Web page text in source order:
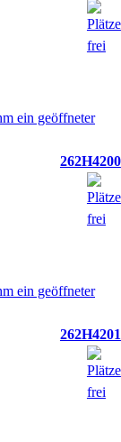
262H4200
262H4201